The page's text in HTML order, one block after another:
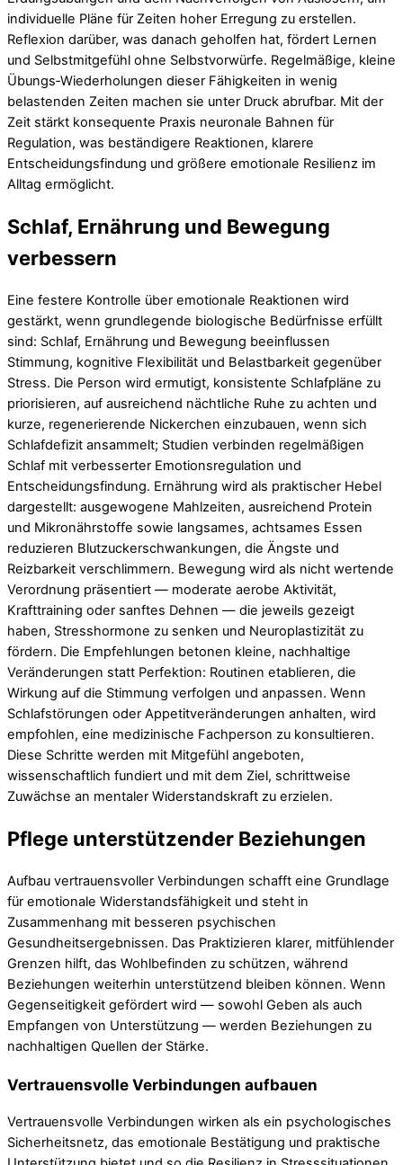
individuelle Pläne für Zeiten hoher Erregung zu erstellen.
Reflexion darüber, was danach geholfen hat, fördert Lernen
und Selbstmitgefühl ohne Selbstvorwürfe. Regelmäßige, kleine
Übungs‑Wiederholungen dieser Fähigkeiten in wenig
belastenden Zeiten machen sie unter Druck abrufbar. Mit der
Zeit stärkt konsequente Praxis neuronale Bahnen für
Regulation, was beständigere Reaktionen, klarere
Entscheidungsfindung und größere emotionale Resilienz im
Alltag ermöglicht.
Schlaf, Ernährung und Bewegung
verbessern
Eine festere Kontrolle über emotionale Reaktionen wird
gestärkt, wenn grundlegende biologische Bedürfnisse erfüllt
sind: Schlaf, Ernährung und Bewegung beeinflussen
Stimmung, kognitive Flexibilität und Belastbarkeit gegenüber
Stress. Die Person wird ermutigt, konsistente Schlafpläne zu
priorisieren, auf ausreichend nächtliche Ruhe zu achten und
kurze, regenerierende Nickerchen einzubauen, wenn sich
Schlafdefizit ansammelt; Studien verbinden regelmäßigen
Schlaf mit verbesserter Emotionsregulation und
Entscheidungsfindung. Ernährung wird als praktischer Hebel
dargestellt: ausgewogene Mahlzeiten, ausreichend Protein
und Mikronährstoffe sowie langsames, achtsames Essen
reduzieren Blutzuckerschwankungen, die Ängste und
Reizbarkeit verschlimmern. Bewegung wird als nicht wertende
Verordnung präsentiert — moderate aerobe Aktivität,
Krafttraining oder sanftes Dehnen — die jeweils gezeigt
haben, Stresshormone zu senken und Neuroplastizität zu
fördern. Die Empfehlungen betonen kleine, nachhaltige
Veränderungen statt Perfektion: Routinen etablieren, die
Wirkung auf die Stimmung verfolgen und anpassen. Wenn
Schlafstörungen oder Appetitveränderungen anhalten, wird
empfohlen, eine medizinische Fachperson zu konsultieren.
Diese Schritte werden mit Mitgefühl angeboten,
wissenschaftlich fundiert und mit dem Ziel, schrittweise
Zuwächse an mentaler Widerstandskraft zu erzielen.
Pflege unterstützender Beziehungen
Aufbau vertrauensvoller Verbindungen schafft eine Grundlage
für emotionale Widerstandsfähigkeit und steht in
Zusammenhang mit besseren psychischen
Gesundheitsergebnissen. Das Praktizieren klarer, mitfühlender
Grenzen hilft, das Wohlbefinden zu schützen, während
Beziehungen weiterhin unterstützend bleiben können. Wenn
Gegenseitigkeit gefördert wird — sowohl Geben als auch
Empfangen von Unterstützung — werden Beziehungen zu
nachhaltigen Quellen der Stärke.
Vertrauensvolle Verbindungen aufbauen
Vertrauensvolle Verbindungen wirken als ein psychologisches
Sicherheitsnetz, das emotionale Bestätigung und praktische